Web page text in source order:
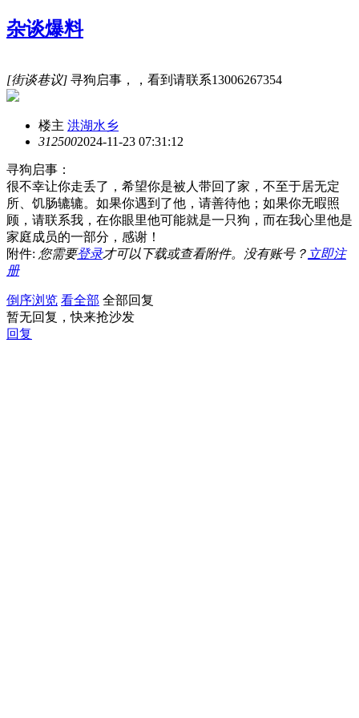
杂谈爆料
[街谈巷议] 寻狗启事，，看到请联系13006267354
楼主 洪湖水乡
3125002024-11-23 07:31:12
寻狗启事：
很不幸让你走丢了，希望你是被人带回了家，不至于居无定
所、饥肠辘辘。如果你遇到了他，请善待他；如果你无暇照
顾，请联系我，在你眼里他可能就是一只狗，而在我心里他是
家庭成员的一部分，感谢！
附件: 您需要登录才可以下载或查看附件。没有账号？ 立即注
册
倒序浏览 看全部 全部回复
暂无回复，快来抢沙发
回复